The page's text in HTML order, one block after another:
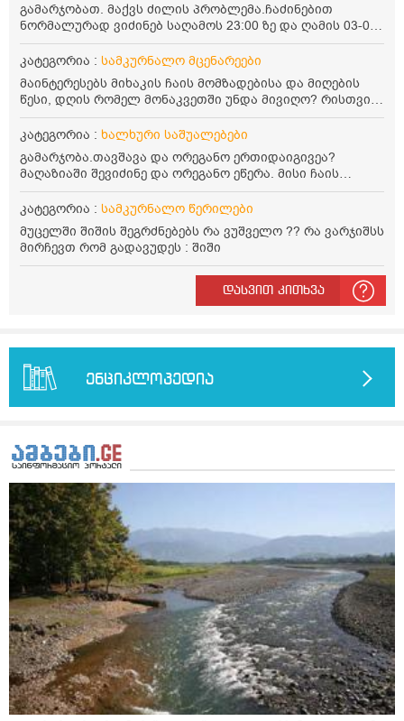
გამარჯობათ. მაქვს ძილის პრობლემა.ჩაძინებით
ნორმალურად ვიძინებ საღამოს 23:00 ზე და ღამის 03-00
ან 04:00 საათზე მეღვიძება და მერე ვერ ვიძინებ
ვერაფრით.რამე ხალხური საშუალება თუ არის ამ
პრობლემის მოსაგვარებლად
კატეგორია : სამკურნალო მცენარეები
მაინტერესებს მიხაკის ჩაის მომზადებისა და მიღების
წესი, დღის რომელ მონაკვეთში უნდა მივიღო? რისთვის
არის სასარგებლო და უკუჩვენება თუ აქვს
კატეგორია : ხალხური საშუალებები
გამარჯობა.თავშავა და ორეგანო ერთიდაიგივეა?
მაღაზიაში შევიძინე და ორეგანო ეწერა. მისი ჩაის
დალევის წესი მაინტერესებს.რისთვის არის კარგი?
წავიკითხე რომ: 1 ჭიქა თბილ წყალში ჩავყაროთ 1 ჩაის
კოვზი დაქუცმაცებული და გამხმარი ორეგანო და
გავაჩეროთ 10-15 წუთი, მივიღოთო ჭამიდან 1-2 საათში.
მიზანი: ანტიოქსიდანტური და ანთების საწინააღმდეგო
თვისება. სწორია ეს ინფორმაცია? უკუჩვენება რა აქვს
და ბრონქულ ასთმას თუ შველის ორეგანოს ჩაი?
კატეგორია : სამკურნალო წერილები
მუცელში შიშის შეგრძნებებს რა ვუშველო ?? რა ვარჯიშსს
მირჩევთ რომ გადავუდეს : შიში
დასვით კითხვა
ენციკლოპედია